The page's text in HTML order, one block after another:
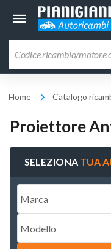
prodotti
Home Catalogo
Proiettore
SELEZIONA TUA